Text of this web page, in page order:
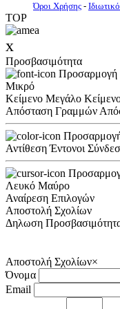
Όροι Χρήσης -
TOP
x
Προσβασιμότητα
Προσαρμογή
Μικρό
Κείμενο Μεγάλο
Απόσταση Γραμμών
Αντίθεση Έντονοι
Λευκό Μαύρο
Αναίρεση Επιλογών
Αποστολή Σχολίων
Δηλωση
Αποστολή Σχολίων×
Όνομα
Email